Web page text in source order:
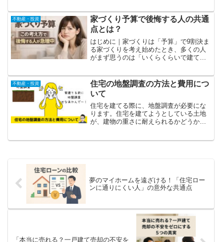
く紹介します。
不動産・投資
家づくり予算で後悔する人の共通
点とは？
はじめに｜家づくりは「予算」で9割決ま
る家づくりを考え始めたとき、多くの人
がまず思うのは「いくらくらいで建てら
多くは、予算の考え方を間違えていま
す。・最初に決めた予算を...
不動産・投資
住宅の地盤調査の方法と費用につ
いて
住宅を建てる際に、地盤調査が必要にな
ります。住宅を建てようとしている土地
が、建物の重さに耐えられるかどうか調
夢のマイホームを遠ざける！「住宅ロー
ンに通りにくい人」の意外な共通点
「本当に売れる？一戸建て売却の不安を